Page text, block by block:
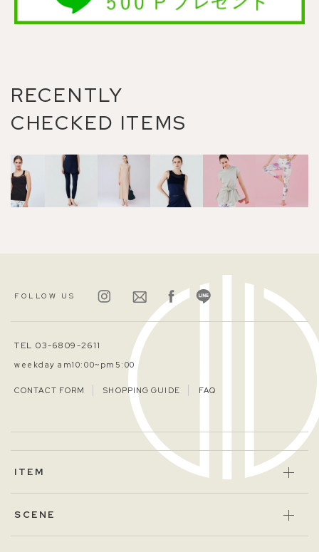
RECENTLY
CHECKED ITEMS
FOLLOW US
TEL 03-6809-2611
weekday am10:00~pm5:00
CONTACT FORM SHOPPING GUIDE FAQ
ITEM
SCENE